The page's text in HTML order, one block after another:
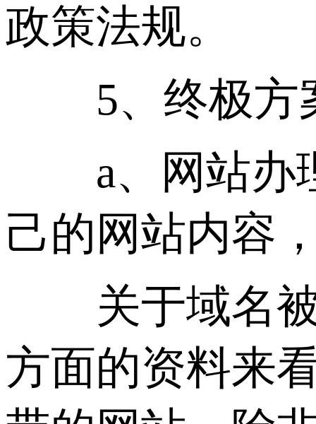
政策法规。
5、终极方
a、网站办理
己的网站内容
关于域名被
方面的资料来